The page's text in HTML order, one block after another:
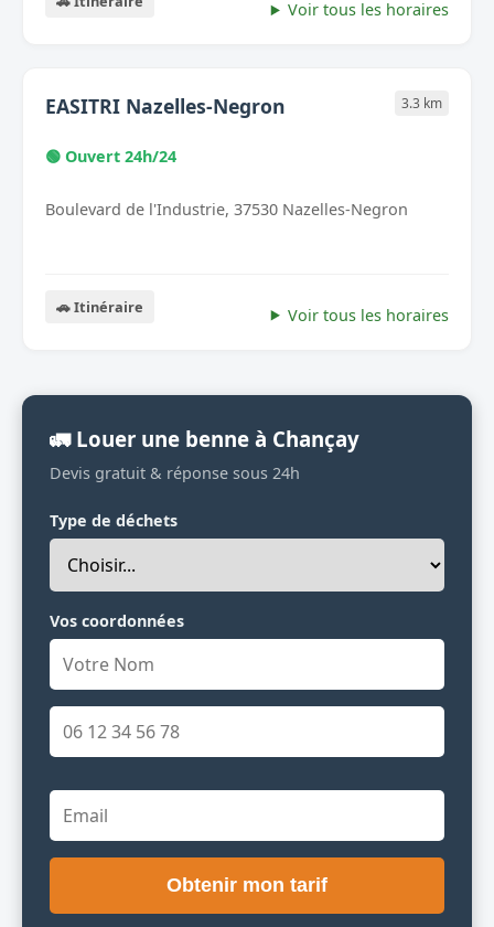
Voir tous les horaires
EASITRI Nazelles-Negron 3.3 km
🟢 Ouvert 24h/24
Boulevard de l'Industrie, 37530 Nazelles-Negron
🚗 Itinéraire Voir tous les horaires
🚛 Louer une benne à Chançay
Devis gratuit & réponse sous 24h
Type de déchets
Vos coordonnées
Obtenir mon tarif